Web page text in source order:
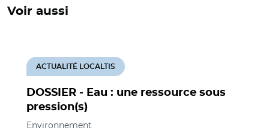
Voir aussi
DOSSIER - Eau : une ressource sous
pression(s)
ACTUALITÉ LOCALTIS
Environnement